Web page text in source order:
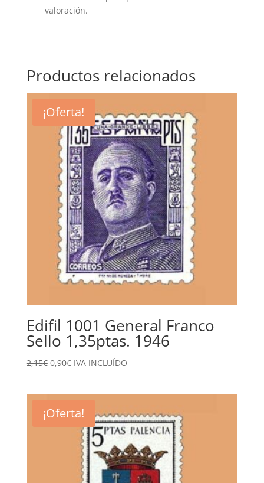
valoración.
Productos relacionados
¡Oferta!
Edifil 1001 General Franco
Sello 1,35ptas. 1946
2,15€ El
2,15€.
0,90€El
0,90€.
IVA INCLUÍDO
¡Oferta!